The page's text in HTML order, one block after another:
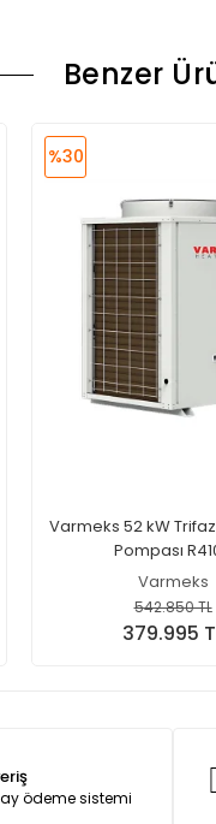
Benzer
Varmeks 52 kW
Pompası
Varmeks
%30
542.850 TL
379.995
ödeme sistemi